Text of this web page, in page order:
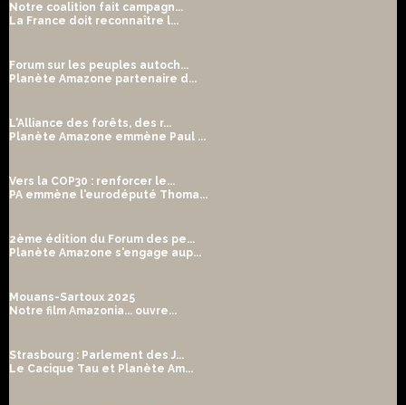
Notre coalition fait campagn...
La France doit reconnaître l...
Forum sur les peuples autoch...
Planète Amazone partenaire d...
L'Alliance des forêts, des r...
Planète Amazone emmène Paul ...
Vers la COP30 : renforcer le...
PA emmène l'eurodéputé Thoma...
2ème édition du Forum des pe...
Planète Amazone s'engage aup...
Mouans-Sartoux 2025
Notre film Amazonia... ouvre...
Strasbourg : Parlement des J...
Le Cacique Tau et Planète Am...